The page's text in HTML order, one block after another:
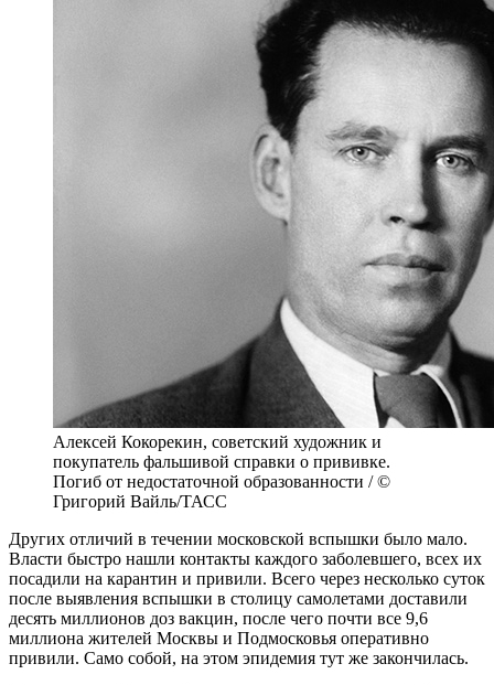
Алексей Кокорекин, советский художник и
покупатель фальшивой справки о прививке.
Погиб от недостаточной образованности / ©
Григорий Вайль/ТАСС
Других отличий в течении московской вспышки было мало.
Власти быстро нашли контакты каждого заболевшего, всех их
посадили на карантин и привили. Всего через несколько суток
после выявления вспышки в столицу самолетами доставили
десять миллионов доз вакцин, после чего почти все 9,6
миллиона жителей Москвы и Подмосковья оперативно
привили. Само собой, на этом эпидемия тут же закончилась.